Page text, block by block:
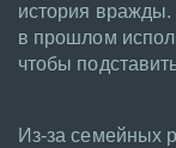
история вражды.
в прошлом
чтобы
Из-за семейных